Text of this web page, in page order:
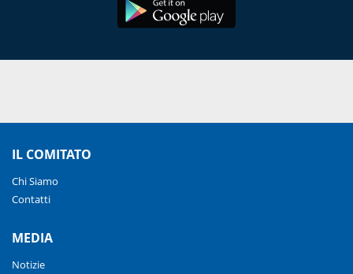
IL COMITATO
Chi Siamo
Contatti
MEDIA
Notizie